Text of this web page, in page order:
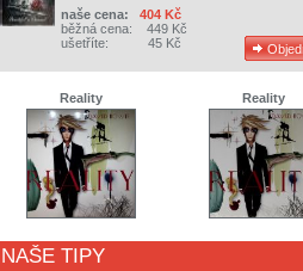
naše cena:
404 Kč
běžná cena: 449 Kč
ušetříte: 45 Kč
Reality Reality
NAŠE TIPY